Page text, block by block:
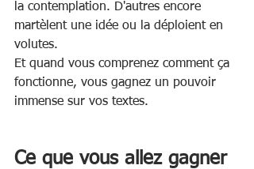
la contemplation. D'autres encore
martèlent une idée ou la déploient en
volutes.
Et quand vous comprenez comment ça
fonctionne, vous gagnez un pouvoir
immense sur vos textes.
Ce que vous allez gagner